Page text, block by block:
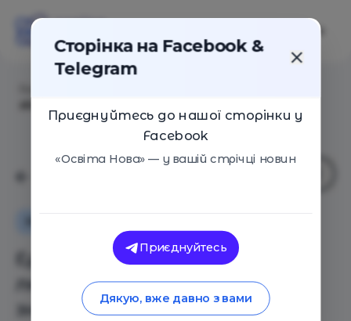
Ера зетабайтів: де і як
людство зберігатиме всі
знання
Сторінка на Facebook &
Telegram
Приєднуйтесь до нашої сторінки у
Facebook
«Освіта Нова» — у вашій стрічці новин
Приєднуйтесь
Дякую, вже давно з вами